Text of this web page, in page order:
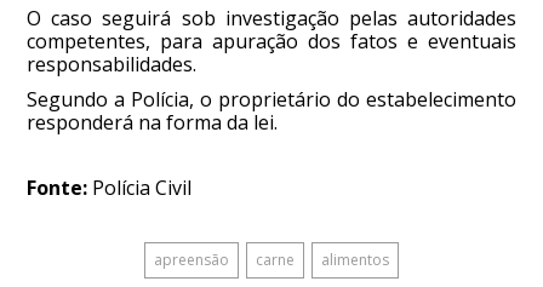
O caso seguirá sob investigação pelas autoridades
competentes, para apuração dos fatos e eventuais
responsabilidades.
Segundo a Polícia, o proprietário do estabelecimento
responderá na forma da lei.
Fonte: Polícia Civil
apreensão carne alimentos